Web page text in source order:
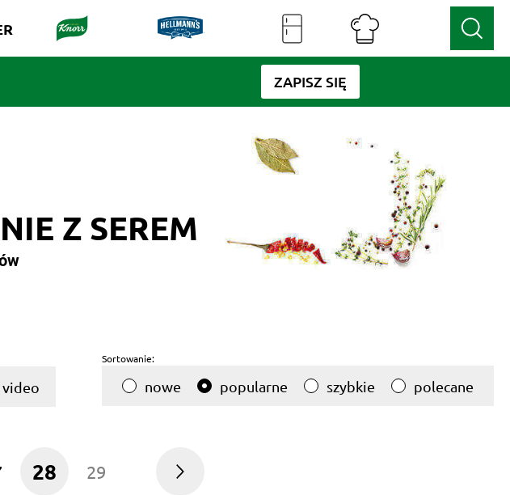
ZAPISZ SIĘ
Z SEREM
video
Sortowanie:
nowe popularne szybkie polecane
28 29